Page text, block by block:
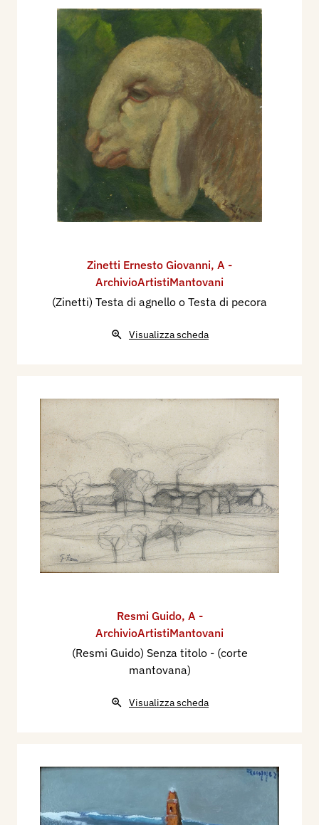
Zinetti Ernesto Giovanni, A -
ArchivioArtistiMantovani
(Zinetti) Testa di agnello o Testa di pecora
Visualizza scheda
Resmi Guido, A -
ArchivioArtistiMantovani
(Resmi Guido) Senza titolo - (corte
mantovana)
Visualizza scheda